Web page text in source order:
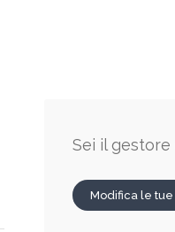
Sei il
Modifica le